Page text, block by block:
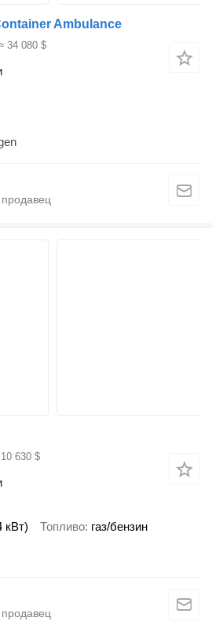
Ambulance
34 080 $
630 $
кВт) Топливо газ/бензин